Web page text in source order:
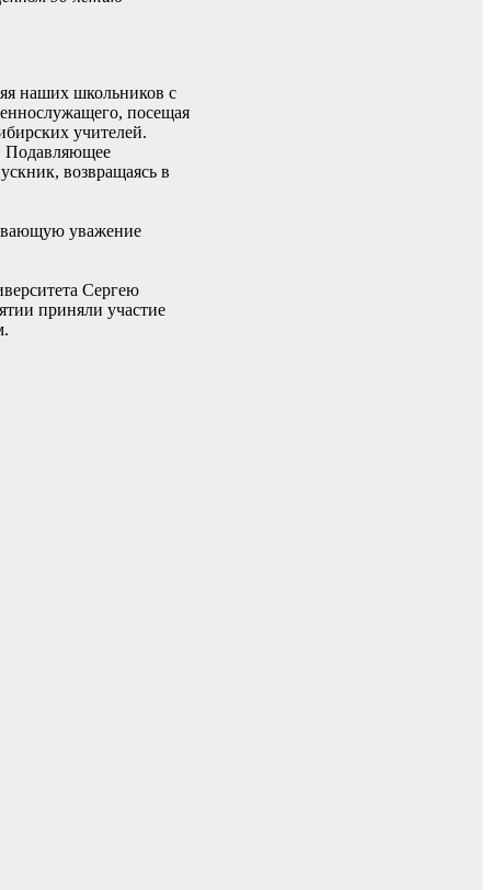
наших школьников с
посещая
учителей.
Подавляющее
возвращаясь в
уважение
Сергею
приняли участие